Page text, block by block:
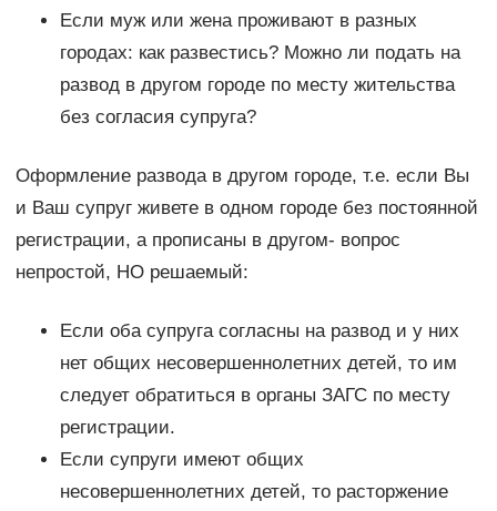
Если муж или жена проживают в разных
городах: как развестись? Можно ли подать на
развод в другом городе по месту жительства
без согласия супруга?
Оформление развода в другом городе, т.е. если Вы
и Ваш супруг живете в одном городе без постоянной
регистрации, а прописаны в другом- вопрос
непростой, НО решаемый:
Если оба супруга согласны на развод и у них
нет общих несовершеннолетних детей, то им
следует обратиться в органы ЗАГС по месту
регистрации.
Если супруги имеют общих
несовершеннолетних детей, то расторжение